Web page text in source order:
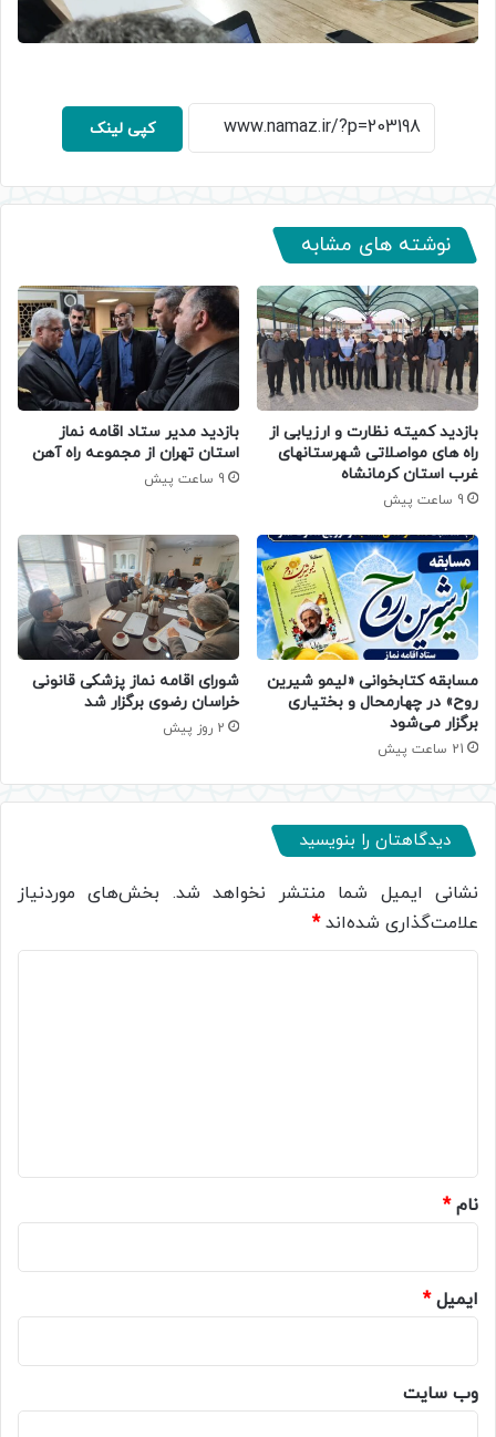
کپی لینک
نوشته های مشابه
بازدید کمیته نظارت و ارزیابی از
راه های مواصلاتی شهرستانهای
غرب استان کرمانشاه
9 ساعت پیش
بازدید مدیر ستاد اقامه نماز
استان تهران از مجموعه راه آهن
9 ساعت پیش
مسابقه کتابخوانی «لیمو شیرین
روح» در چهارمحال و بختیاری
برگزار می‌شود
21 ساعت پیش
شورای اقامه نماز پزشکی قانونی
خراسان رضوی برگزار شد
2 روز پیش
دیدگاهتان را بنویسید
نشانی ایمیل شما منتشر نخواهد شد. بخش‌های موردنیاز
علامت‌گذاری شده‌اند*
نام*
ایمیل*
وب‌ سایت